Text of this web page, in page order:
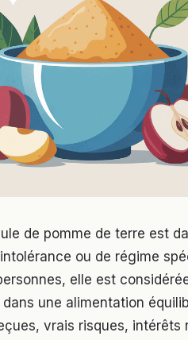
de pomme de terre est
ou de régime
elle est
une alimentation
vrais risques,